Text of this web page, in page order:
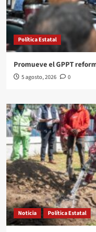
Política Estatal
Promueve el GPPT
5 agosto, 2026 0
Noticia Política Estatal